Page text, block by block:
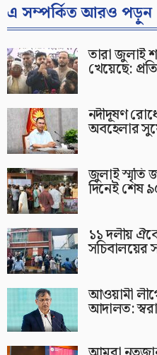
এ সম্পর্কিত আরও পড়ুন
তারা জুলাই
খেয়েছে:
নদীদূষণ
অবহেলার
জুলাই স্মৃতি
দিনেই শেষ
১১ দলীয়
সচিবালয়ের
আওয়ামী
আদালত: